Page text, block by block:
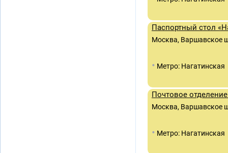
Паспортный стол
Москва, Варшавское
• Метро: Нагатинская
Почтовое
Москва, Варшавское
• Метро: Нагатинская